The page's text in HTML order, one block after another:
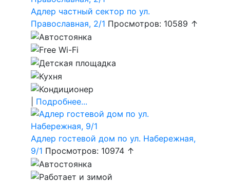
Адлер частный сектор по ул.
Православная, 2/1 Просмотров: 10589 ↑
Подробнее...
Адлер гостевой дом по ул. Набережная,
9/1 Просмотров: 10974 ↑